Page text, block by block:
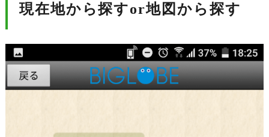
現在地から探すor地図から探す